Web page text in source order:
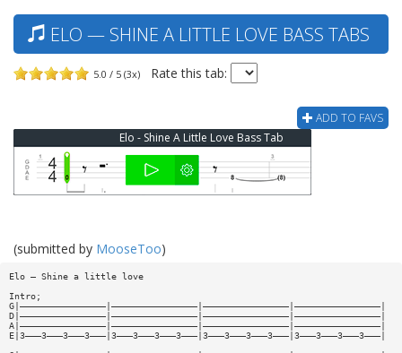
ELO — SHINE A LITTLE LOVE BASS TABS
5.0 / 5 (3x) Rate this tab:
ADD TO FAVS
Elo - Shine A Little Love Bass Tab
(submitted by MooseToo)
Elo — Shine a little love
Intro;
G|————————————————|————————————————|————————————————|————————————————|
D|————————————————|————————————————|————————————————|————————————————|
A|————————————————|————————————————|————————————————|————————————————|
E|3———3———3———3———|3———3———3———3———|3———3———3———3———|3———3———3———3———|